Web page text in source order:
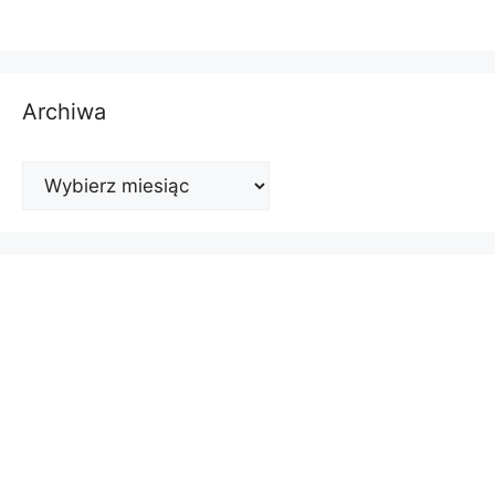
Archiwa
Archiwa